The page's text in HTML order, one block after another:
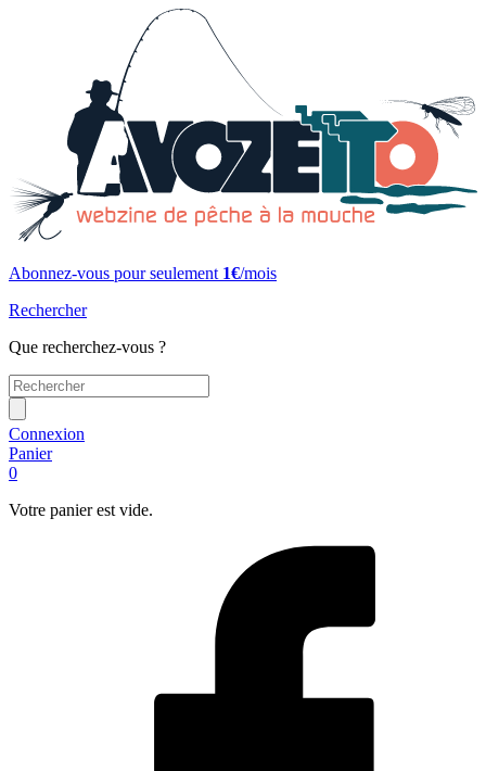
Abonnez-vous pour seulement 1€/mois
Rechercher
Que recherchez-vous ?
Connexion
Panier
0
Votre panier est vide.